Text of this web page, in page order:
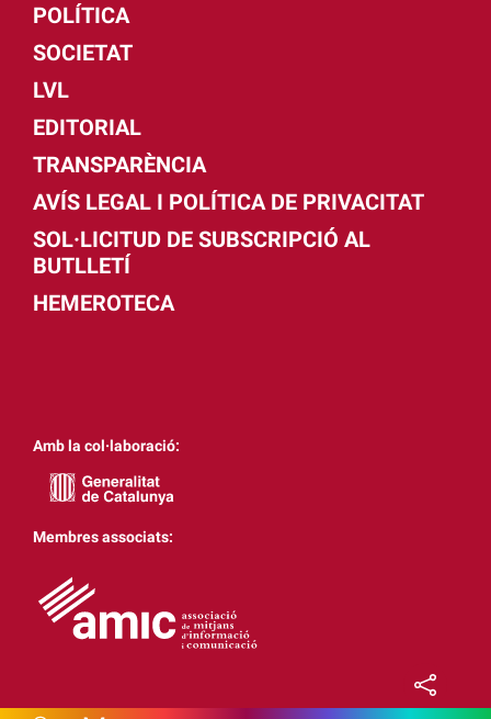
POLÍTICA
SOCIETAT
LVL
EDITORIAL
TRANSPARÈNCIA
AVÍS LEGAL I POLÍTICA DE PRIVACITAT
SOL·LICITUD DE SUBSCRIPCIÓ AL
BUTLLETÍ
HEMEROTECA
Amb la col·laboració:
Membres associats: